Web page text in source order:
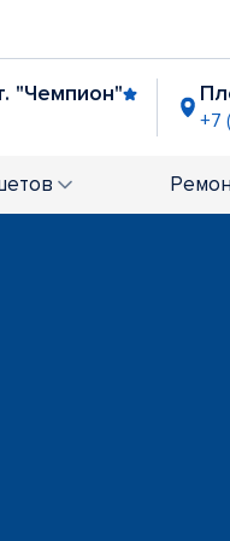
"Чемпион"
+7
+7 (383) 285-31-75
(Кирова)